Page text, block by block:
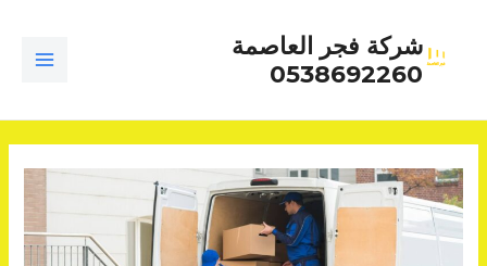
المحتوى
شركة فجر العاصمة
0538692260